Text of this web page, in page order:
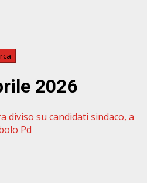
2026
diviso su candidati sindaco, a
Pd